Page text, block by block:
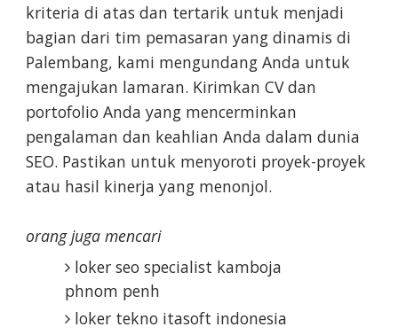
kriteria di atas dan tertarik untuk menjadi
bagian dari tim pemasaran yang dinamis di
Palembang, kami mengundang Anda untuk
mengajukan lamaran. Kirimkan CV dan
portofolio Anda yang mencerminkan
pengalaman dan keahlian Anda dalam dunia
SEO. Pastikan untuk menyoroti proyek-proyek
atau hasil kinerja yang menonjol.
orang juga mencari
loker seo specialist kamboja
phnom penh
loker tekno itasoft indonesia